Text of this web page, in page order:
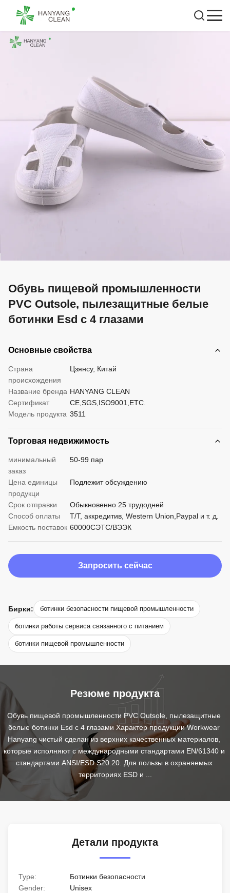
Обувь пищевой промышленности
PVC Outsole, пылезащитные белые
ботинки Esd с 4 глазами
Основные свойства
Страна
происхождения
Цзянсу, Китай
Название бренда HANYANG CLEAN
Сертификат
CE,SGS,ISO9001,ETC.
Модель продукта 3511
Торговая недвижимость
минимальный
заказ
50-99 пар
Цена единицы
продукци
Подлежит обсуждению
Срок отправки
Обыкновенно 25 трудодней
Способ оплаты
Т/Т, аккредитив, Western Union,Paypal и т. д.
Емкость поставок 60000СЭТС/ВЭЭК
Запросить сейчас
Бирки: ботинки безопасности пищевой промышленности
ботинки работы сервиса связанного с питанием
ботинки пищевой промышленности
Резюме продукта
Обувь пищевой промышленности PVC Outsole, пылезащитные
белые ботинки Esd с 4 глазами Характер продукции Workwear
Hanyang чистый сделан из верхних качественных материалов,
которые исполняют с международными стандартами EN/61340 и
стандартами ANSI/ESD S20.20. Для пользы в охраняемых
территориях ESD и ...
Детали продукта
Type:
Ботинки безопасности
Gender:
Unisex